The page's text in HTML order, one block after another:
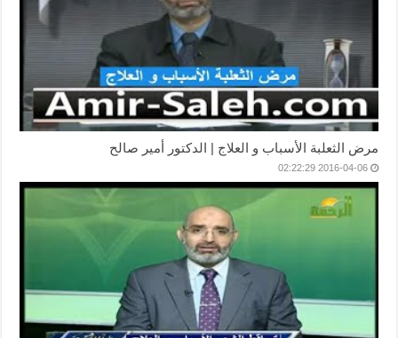
مرض الثعلبة الأسباب و العلاج | الدكتور أمير صالح
2016-04-06 02:22:29